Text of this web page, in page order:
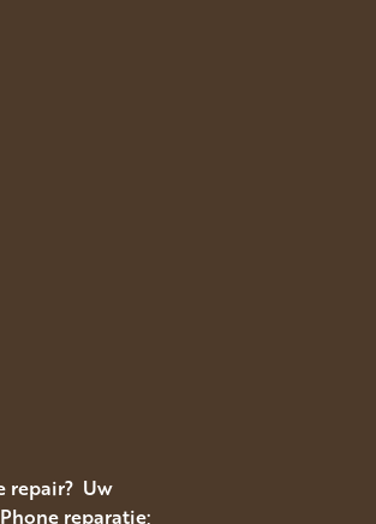
repair? Uw
reparatie;